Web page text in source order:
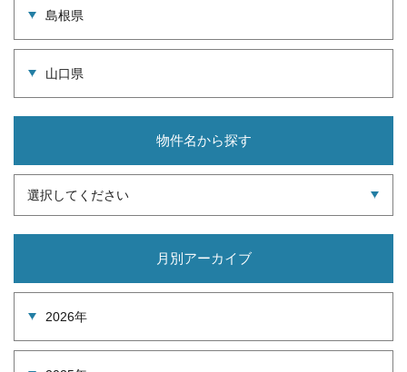
島根県
山口県
物件名から探す
選択してください
月別アーカイブ
2026年